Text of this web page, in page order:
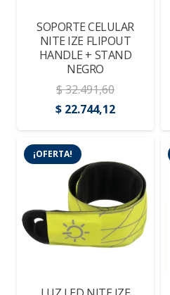
SOPORTE CELULAR
NITE IZE FLIPOUT
HANDLE + STAND
NEGRO
$32.491,60
El
precio
original
era:
$ 32.491,60.
$ 22.744,12El
precio
es:
$ 22.744,12.
¡OFERTA!